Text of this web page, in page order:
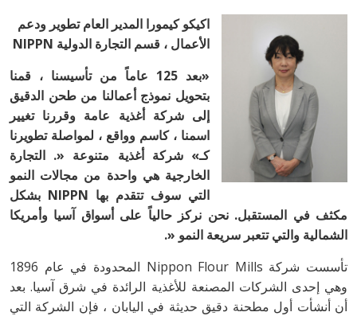
اكيكو كيمورا المدير العام تطوير ودعم
الأعمال ، قسم التجارة الدولية NIPPN
«بعد 125 عاماً من تأسيسنا ، قمنا
بتحويل نموذج أعمالنا من طحن الدقيق
إلى شركة أغذية عامة وقررنا تغيير
اسمنا ، كاسم وواقع ، لمواصلة تطويرنا
كـ» شركة أغذية متنوعة «. التجارة
الخارجية هي واحدة من مجالات النمو
التي سوف تتقدم بها NIPPN بشكل
مكثف في المستقبل. نحن نركز حالياً على أسواق آسيا وأمريكا
الشمالية والتي تتعبر سريعة النمو «.
تأسست شركة Nippon Flour Mills المحدودة في عام 1896
وهي إحدى الشركات المصنعة للأغذية الرائدة في شرق آسيا. بعد
أن أنشأت أول مطحنة دقيق حديثة في اليابان ، فإن الشركة التي